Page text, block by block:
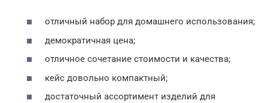
отличный набор для домашнего использования;
демократичная цена;
отличное сочетание стоимости и качества;
кейс довольно компактный;
достаточный ассортимент изделий для